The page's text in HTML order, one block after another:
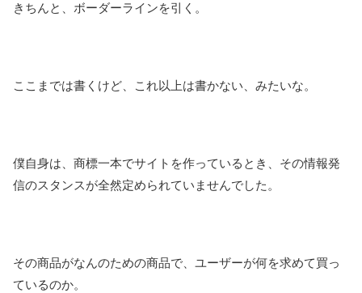
きちんと、ボーダーラインを引く。
ここまでは書くけど、これ以上は書かない、みたいな。
僕自身は、商標一本でサイトを作っているとき、その情報発
信のスタンスが全然定められていませんでした。
その商品がなんのための商品で、ユーザーが何を求めて買っ
ているのか。